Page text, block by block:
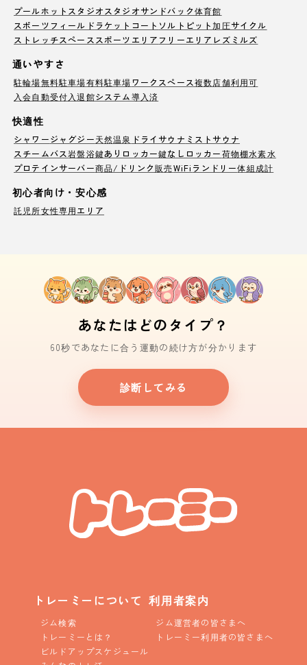
プールホットスタジオ スタジオサンドバック体育館
スポーツフィールド ラケットコート ソルトピット加圧サイクル
ストレッチスペース スポーツエリア フリーエリア レズミルズ
通いやすさ
駐輪場無料駐車場有料駐車場ワークスペース複数店舗利用可
入会自動受付 入退館システム導入済
快適性
シャワージャグジー天然温泉 ドライサウナ ミストサウナ
スチームバス岩盤浴鍵ありロッカー鍵なしロッカー荷物棚水素水
プロテインサーバー商品/ドリンク販売WiFi ランドリー体組成計
初心者向け・安心感
託児所女性専用エリア
あなたはどのタイプ？
60秒であなたに合う運動の続け方が分かります
診断してみる
トレーミーについて
ジム検索
トレーミーとは？
ビルドアップスケジュール
利用者案内
ジム運営者の皆さまへ
トレーミー利用者の皆さまへ